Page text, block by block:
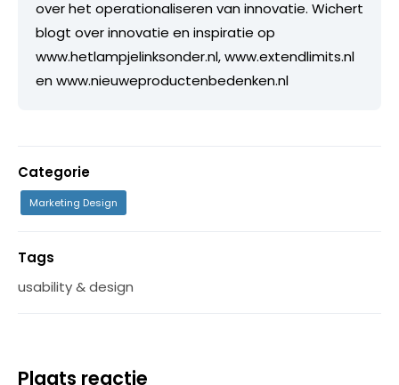
over het operationaliseren van innovatie. Wichert
blogt over innovatie en inspiratie op
www.hetlampjelinksonder.nl, www.extendlimits.nl
en www.nieuweproductenbedenken.nl
Categorie
Marketing Design
Tags
usability & design
Plaats reactie